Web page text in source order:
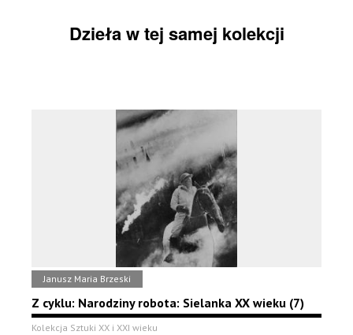
Dzieła w tej samej kolekcji
Janusz Maria Brzeski
Z cyklu: Narodziny robota: Sielanka XX wieku (7)
Kolekcja Sztuki XX i XXI wieku